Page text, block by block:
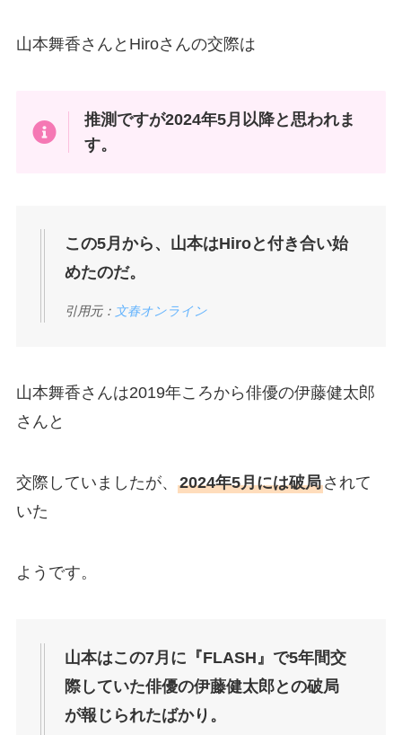
山本舞香さんとHiroさんの交際は
推測ですが2024年5月以降と思われま
す。
この5月から、山本はHiroと付き合い始
めたのだ。
引用元： 文春オンライン
山本舞香さんは2019年ころから俳優の伊藤健太郎
さんと
交際していましたが、 2024年5月には破局されて
いた
ようです。
山本はこの7月に『FLASH』で5年間交
際していた俳優の伊藤健太郎との破局
が報じられたばかり。